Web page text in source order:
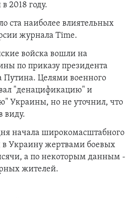
2018 году.
ста наиболее влиятельных
журнала Time.
войска вошли на
по приказу президента
Путина. Целями военного
"денацификацию" и
Украины, но не уточнил, что
виду.
начала широкомасштабного
в Украину жертвами боевых
а по некоторым данным -
жителей.